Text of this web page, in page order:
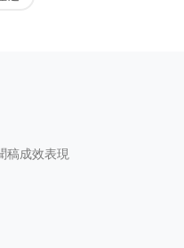
稿成效表現